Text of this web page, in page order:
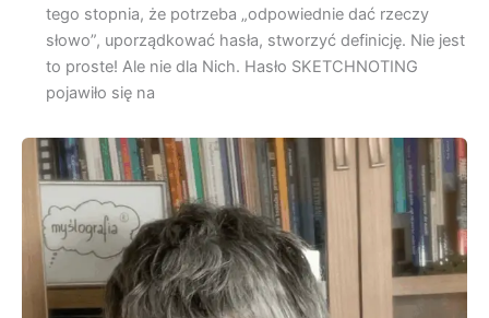
tego stopnia, że potrzeba „odpowiednie dać rzeczy
słowo”, uporządkować hasła, stworzyć definicję. Nie jest
to proste! Ale nie dla Nich. Hasło SKETCHNOTING
pojawiło się na